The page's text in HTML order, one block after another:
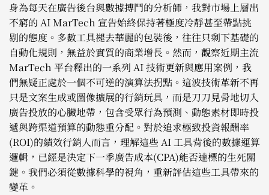
身為每天在廣告後台與數據搏鬥的分析師，我對市場上層出
不窮的 AI MarTech 宣告始終保持著極度冷靜甚至帶點挑
剔的態度。多數工具褪去華麗的包裝後，往往只剩下基礎的
自動化規則，無益於實質的商業增長。然而，觀察近期主流
MarTech 平台釋出的一系列 AI 技術更新與應用案例，我
們無疑正處於一個不可逆的演算法拐點。這波技術革新不再
只是文案生成或圖像擴展的行銷玩具，而是刀刀見骨地切入
廣告投放的心臟地帶，包含受眾行為預測、動態素材即時投
遞與跨渠道預算的動態重分配。對於追求極致投資報酬率
(ROI)的績效行銷人而言，理解這些 AI 工具背後的數據運算
邏輯，已經是決定下一季廣告成本(CPA)能否達標的生死關
鍵。我們必須從數據科學的視角，重新評估這些工具帶來的
變革。